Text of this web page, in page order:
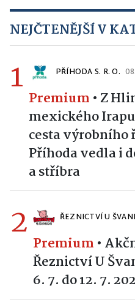
NEJČTENĚJŠÍ V
1 PŘÍHODA S. R. O.
Premium • Z
mexického
cesta
Příhoda vedla i
a stříbra
2 ŘEZNICTVÍ U
Premium •
Řeznictví U
6. 7. do 12. 7.